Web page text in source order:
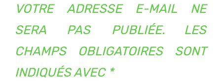
VOTRE ADRESSE E-MAIL NE
SERA PAS PUBLIÉE.
LES
CHAMPS OBLIGATOIRES SONT
INDIQUÉS AVEC *